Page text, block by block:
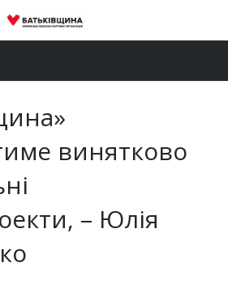
винятково
– Юлія